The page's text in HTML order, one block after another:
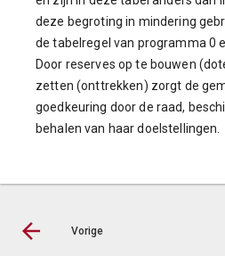
deze begroting in mindering
de tabelregel van programma 0
Door reserves op te bouwen
zetten (onttrekken) zorgt de
goedkeuring door de raad,
behalen van haar doelstellingen.
Vorige